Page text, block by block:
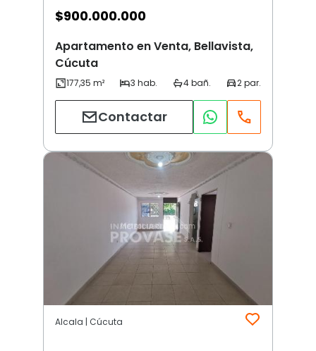
$900.000.000
Apartamento en Venta, Bellavista,
Cúcuta
Contactar
Alcala | Cúcuta